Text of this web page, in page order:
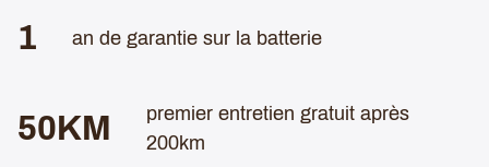
1 an de garantie sur la batterie
50KM
premier entretien gratuit après
200km